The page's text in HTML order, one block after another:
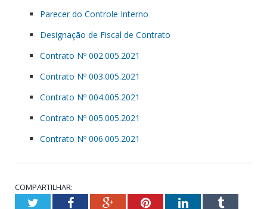
Parecer do Controle Interno
Designação de Fiscal de Contrato
Contrato Nº 002.005.2021
Contrato Nº 003.005.2021
Contrato Nº 004.005.2021
Contrato Nº 005.005.2021
Contrato Nº 006.005.2021
COMPARTILHAR:
TwitterFacebookGoogle+PinterestLinkedInTumblr